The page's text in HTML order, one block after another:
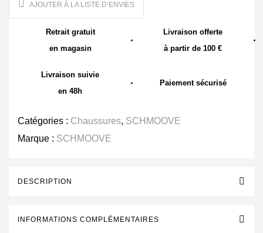
AJOUTER À LA LISTE D’ENVIES
Retrait gratuit
en magasin
Livraison offerte
à partir de 100 €
Livraison suivie
en 48h
Paiement sécurisé
Catégories : Chaussures, SCHMOOVE
Marque : SCHMOOVE
DESCRIPTION
INFORMATIONS COMPLÉMENTAIRES